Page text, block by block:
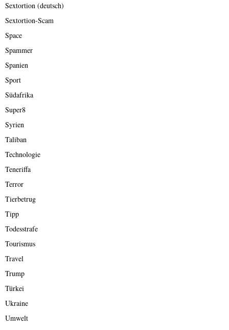
Sextortion (deutsch)
Sextortion-Scam
Space
Spammer
Spanien
Sport
Südafrika
Super8
Syrien
Taliban
Technologie
Teneriffa
Terror
Tierbetrug
Tipp
Todesstrafe
Tourismus
Travel
Trump
Türkei
Ukraine
Umwelt